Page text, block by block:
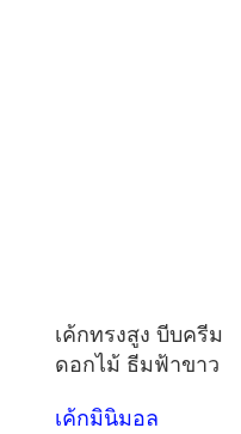
เค้กทรงสูง บีบครีม
ดอกไม้ ธีมฟ้าขาว
เค้กมินิมอล